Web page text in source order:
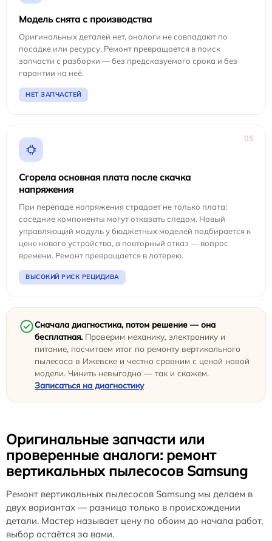
Модель снята с производства
Оригинальных деталей нет, аналоги не совпадают по
посадке или ресурсу. Ремонт превращается в поиск
запчасти с разборки — без предсказуемого срока и без
гарантии на неё.
НЕТ ЗАПЧАСТЕЙ
05
Сгорела основная плата после скачка
напряжения
При перепаде напряжения страдает не только плата:
соседние компоненты могут отказать следом. Новый
управляющий модуль у бюджетных моделей подбирается к
цене нового устройства, а повторный отказ — вопрос
времени. Ремонт превращается в лотерею.
ВЫСОКИЙ РИСК РЕЦИДИВА
Сначала диагностика, потом решение — она
бесплатная. Проверим механику, электронику и
питание, посчитаем итог по ремонту вертикального
пылесоса в Ижевске и честно сравним с ценой новой
модели. Чинить невыгодно — так и скажем.
Записаться на диагностику
Оригинальные запчасти или
проверенные аналоги: ремонт
вертикальных пылесосов Samsung
Ремонт вертикальных пылесосов Samsung мы делаем в
двух вариантах — разница только в происхождении
детали. Мастер называет цену по обоим до начала работ,
выбор остаётся за вами.